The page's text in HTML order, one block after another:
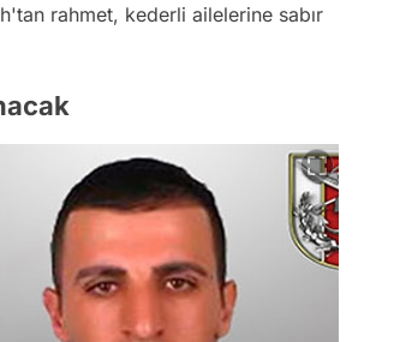
rahmet, kederli ailelerine sabır